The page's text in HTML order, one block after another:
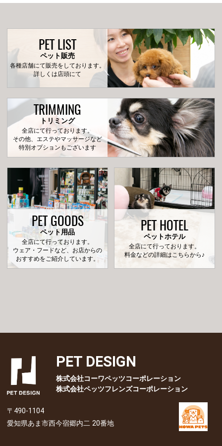
PET LIST
ペット販売
各種店舗にて販売をしております。
詳しくは店頭にて
TRIMMING
トリミング
全店にて行っております。
その他、エステやマッサージなど
特別オプションもございます
PET GOODS
ペット用品
全店にて行っております。
ウェア・フードなど、お店からの
おすすめをご紹介しています。
PET HOTEL
ペットホテル
全店にて行っております。
料金などの詳細はこちらから♪
PET DESIGN
株式会社コーワペッツコーポレーション
株式会社ペッツフレンズコーポレーション
〒490-1104
愛知県あま市西今宿郷内二 20番地